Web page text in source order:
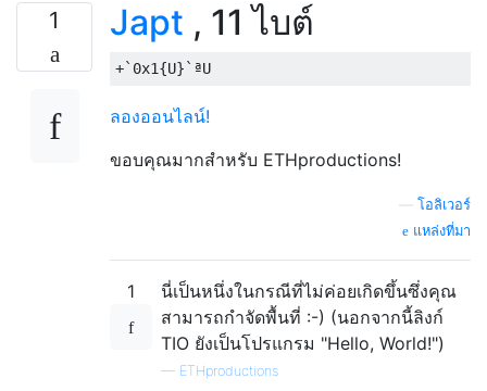
1 Japt , 11 ไบต์
ลองออนไลน์!
ขอบคุณมากสำหรับ ETHproductions!
โอลิเวอร์
แหล่งที่มา
1
นี่เป็นหนึ่งในกรณีที่ไม่ค่อยเกิดขึ้นซึ่งคุณ
สามารถกำจัดพื้นที่ :-) (นอกจากนี้ลิงก์
TIO ยังเป็นโปรแกรม "Hello, World!")
— ETHproductions